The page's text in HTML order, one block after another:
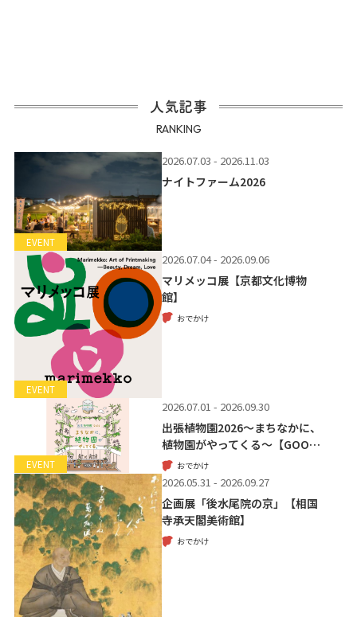
人気記事
RANKING
EVENT
2026.07.03 - 2026.11.03
ナイトファーム2026
EVENT
2026.07.04 - 2026.09.06
マリメッコ展【京都文化博物
館】
おでかけ
EVENT
2026.07.01 - 2026.09.30
出張植物園2026～まちなかに、
植物園がやってくる～【GOO…
おでかけ
2026.05.31 - 2026.09.27
企画展「後水尾院の京」【相国
寺承天閣美術館】
おでかけ